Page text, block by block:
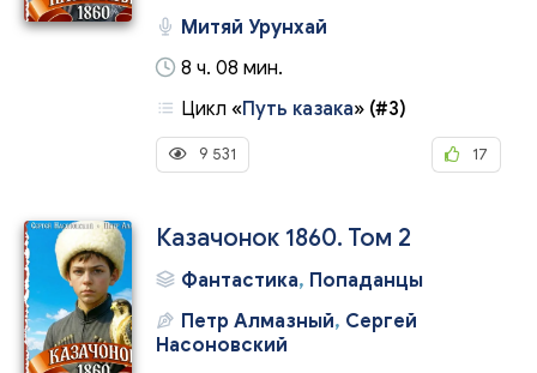
Митяй Урунхай
8 ч. 08 мин.
Цикл «Путь казака» (#3)
9 531 17
Казачонок 1860. Том 2
Фантастика, Попаданцы
Петр Алмазный, Сергей
Насоновский